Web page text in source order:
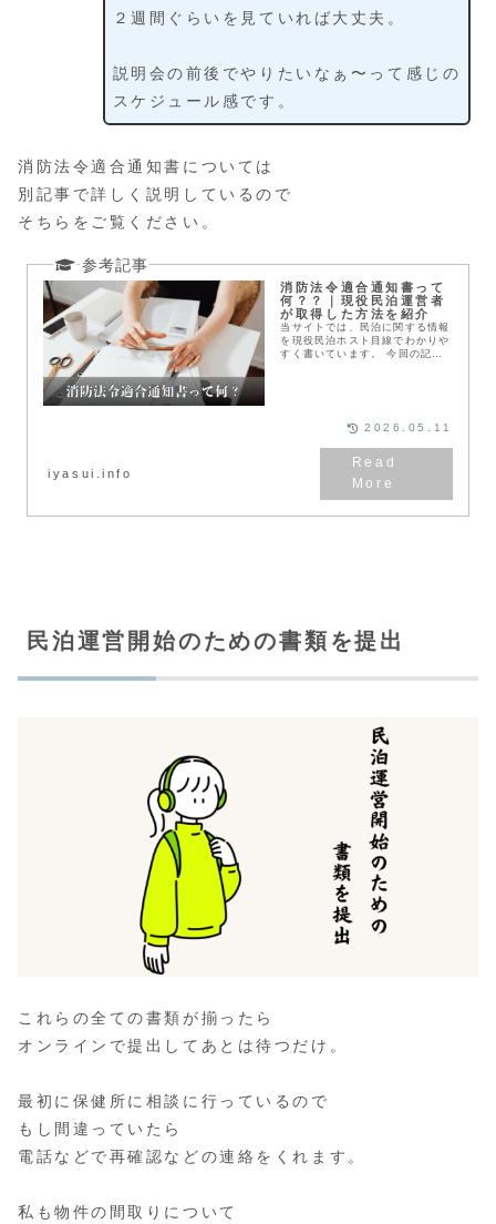
２週間ぐらいを見ていれば大丈夫。
説明会の前後でやりたいなぁ〜って感じの
スケジュール感です。
消防法令適合通知書については
別記事で詳しく説明しているので
そちらをご覧ください。
消防法令適合通知書って
何？？｜現役民泊運営者
が取得した方法を紹介
当サイトでは、民泊に関する情報
を現役民泊ホスト目線でわかりや
すく書いています。 今回の記事
iyasui.info
2026.05.11
民泊運営開始のための書類を提出
これらの全ての書類が揃ったら
オンラインで提出してあとは待つだけ。
最初に保健所に相談に行っているので
もし間違っていたら
電話などで再確認などの連絡をくれます。
私も物件の間取りについて